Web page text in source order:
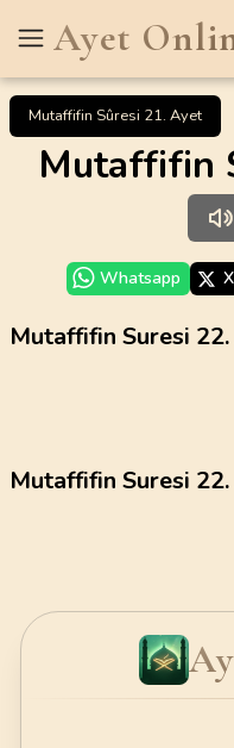
Ayet
Mutaffifin Sûresi 21. Ayet
Mutaffifin
Whatsapp
Mutaffifin Suresi
Mutaffifin Suresi